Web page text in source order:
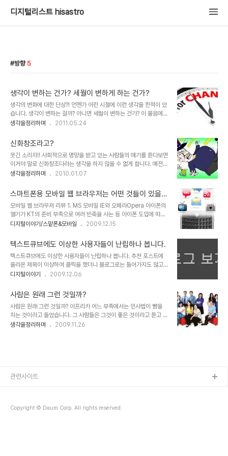
디지털리스트 hisastro
방향 5
생각이 변하는 건가? 세월이 변하게 하는 건가?
생각의 변화에 대한 단상?! 언젠가 어린 시절에 이런 생각을 한적이 있
습니다. 생각이 변하는 걸까? 아니면 세월이 변하는 건가? 이 물음에
대한 고민으로서 그 때 세웠던 가설은 이랬습니다. 기본적 상황학창시
행위는 당연시하면서 학생들에겐 왜 못하게 하는 것일까? 내가 어른이
되면, 학생들의 담배 피우는 행위에 대해서 뭐라고 하지 않으리라... 그
리고 그렇게 다짐한 것에 대한 생각할 수 있는 2가지는 이랬습니다. 1.
나는 변하지 않았다.그러나 그 변하지 않는 것은 나의 생각일 뿐이고
내가 괜찮다고 생각한 그 기준은 담배였으나, 내가 어른이 된 그 시점
던 기준을 넘어선 행위..
생각을정리하며 2011.05.24
신화창조라고?
웃긴 소리지!! 사회적으로 명망을 받고 있는 사람들의 얘기를 듣다보면
이거야 말로 신화창조다라는 생각을 하지 않을 수 없게 합니다. 예전
여러 방송사에서 다큐멘터리 형식으로 성공을 다룬 프로그램들이 한
특정한 한 사람의 몫이었고, 그건 말그대로 신화였습니다. 그리고 이를
본 많은 사람들은 성공을 일궈낸 사람에 대해 방송이 보여준 만큼 생각
하게 했습니다. 물론 저도 그랬습니다. ▲ 강대국 미국이 과연 미국 스
스로의 힘만으로 세상의 앞에 설 수 있었을까요? 그런데, 시간이 지나
서 알게된 그 성공이란, 성공이라고 하기엔 무색한 경우가 적지 않았습
미리 터춰 버린... 그러한 왜..
생각을정리하며 2010.01.07
스마트폰용 모바일 웹 브라우저는 어떤 것들이 있을
까?
모바일 웹 브라우저 리뷰 1. MS 모바일 IE와 오페라Opera 아이폰의
열기가 KT의 준비 부족으로 여러 빈축을 사는 등 아이폰 도입에 따른
관심 만큼 그 불협화음도 적지 않았던 것 같습니다. 하지만, 아이폰에
을 줄 모르는 듯 합니다. 그리고 이제 그 열기는 여타의 나라들에서 그
랬듯이 서서히 우리나라도 스마트폰의 대중화라는 방향으로 이어지고
있어 보입니다. ▲ 과거 데스크탑 PC에서 하던 모든 일을 이제는 모
바일로 한다! 그렇습니다. 이제 스마트폰이 중심이 되는 모바일 시대가
시작되고 있는 겁니다. 그렇다면, 모바일 시대의 핵심적 도구가 될 스
로 예상되는 것으로 가장 첫..
디지털이야기/스맡폰&모바일 2009.12.15
텍스트큐브에도 이상한 사용자들이 난립하나 봅니다.
텍스트큐브에도 이상한 사용자들이 난립하나 봅니다. 추천 포스트에
올라온 제목이 이상하여 클릭을 했더니 블로그로는 들어가지도 않고
무차별적으로 사설 Web 다운로드 사이트로 연결을 합니다. 순간 기
그리 좋질 않습니다. 알려져도 이렇게 좋지 않은 모습으로 활성화가 되
는 것은 의미가 없기 때문입니다. 그리고 혹시나 하여 역시 낚시성으로
의심되는 또다른 추천 포스트의 제목을 클릭하니... 연결되는 사이트만
달랐지, 그 방법은 역시 같았습니다. 그러니까 한 화면에 보여진 추천
포스트 5개 중 2개가 스팸이었던 겁니다. 정겹고 좋은 환경이었던 텍
디지털이야기 2009.12.06
사람은 원래 그런 것일까?
사람은 원래 그런 것일까? 아프리카 어느 부족에서는 인사법이 뺨을
치는 것이라고 들었습니다. 그 사람들은 그것이 좋은 것이라고 듣고 보
며 시간의 위로부터 현재까지 그렇게 이어져 그런 전통이 있는 그 곳에
에 따라 대부분은 그 종교를 믿게 됩니다. 그 속엔 의심 따위가 자리 잡
생각을정리하며 2009.11.26
Copyright © Daum Corp. All rights reserved.
관련사이트